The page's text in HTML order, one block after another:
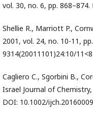
vol. 30, no. 6, pp.
Shellie R., Marriott P.,
2001, vol. 24, no. 10-11,
9314(20011101)24:10/
Cagliero C., Sgorbini B.,
Israel Journal of
DOI: 10.1002/